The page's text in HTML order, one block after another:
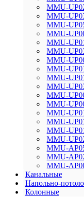
MMU-
MMU-
MMU-
MMU-
MMU-
MMU-
MMU-
MMU-
MMU-
MMU-
MMU-
MMU-
MMU-
MMU-
MMU-
MMU-
MMU-
MMU-
MMU-
Канальные
Напольно-
Колонные